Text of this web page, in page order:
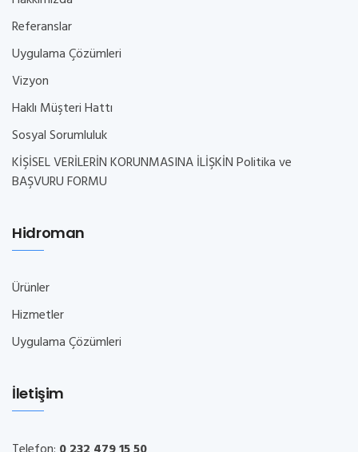
Referanslar
Uygulama Çözümleri
Vizyon
Haklı Müşteri Hattı
Sosyal Sorumluluk
KİŞİSEL VERİLERİN KORUNMASINA İLİŞKİN Politika ve
BAŞVURU FORMU
Hidroman
Ürünler
Hizmetler
Uygulama Çözümleri
İletişim